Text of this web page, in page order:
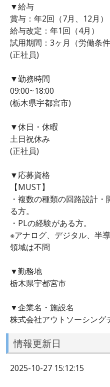
▼給与
賞与：年2回（7月、12月）
給与改定：年1回（4月）
試用期間：3ヶ月（労働条
(正社員)
▼勤務時間
09:00~18:00
(栃木県宇都宮市)
▼休日・休暇
土日祝休み
(正社員)
▼応募資格
【MUST】
・複数の種類の回路設計
る方。
・PLの経験がある方。
※アナログ、デジタル、半
領域は不問
▼勤務地
栃木県宇都宮市
▼企業名・施設名
株式会社アウトソーシング
情報更新日
2025-10-27 15:12:15